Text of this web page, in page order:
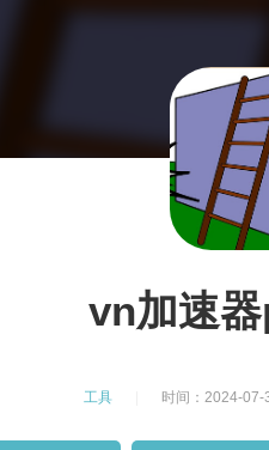
vn加速
工具 时间：2024-07-